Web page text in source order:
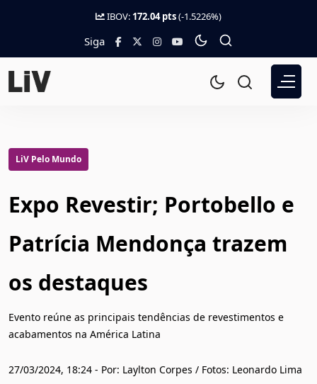
IBOV: 172.04 pts(-1.5226%)
Siga
LiV Pelo Mundo
Expo Revestir; Portobello e
Patrícia Mendonça trazem
os destaques
Evento reúne as principais tendências de revestimentos e
acabamentos na América Latina
27/03/2024, 18:24 - Por: Laylton Corpes / Fotos: Leonardo Lima